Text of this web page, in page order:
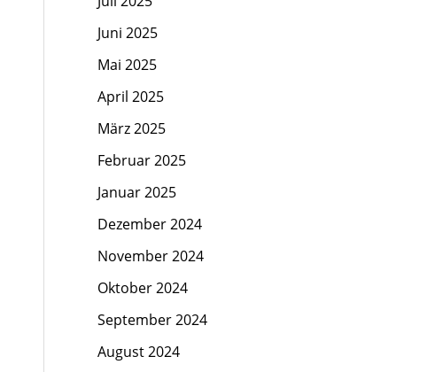
Juni 2025
Mai 2025
April 2025
März 2025
Februar 2025
Januar 2025
Dezember 2024
November 2024
Oktober 2024
September 2024
August 2024